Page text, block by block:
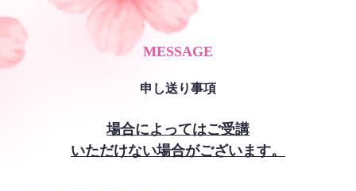
MESSAGE
申し送り事項
場合によってはご受講
いただけない場合がございます。